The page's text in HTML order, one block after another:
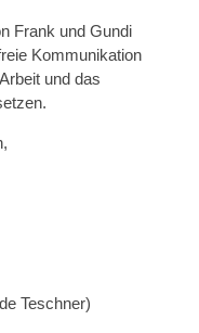
Frank und Gundi
Kommunikation
und das
Teschner)